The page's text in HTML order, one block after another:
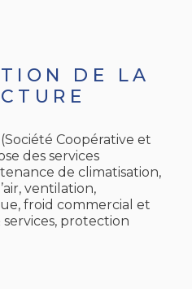
DE LA
Coopérative et
des services
de climatisation,
ventilation,
froid commercial et
protection